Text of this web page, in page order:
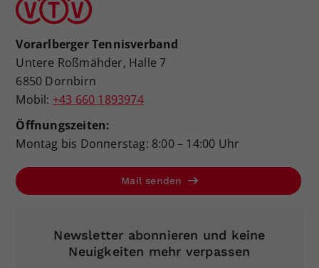
Vorarlberger Tennisverband
Untere Roßmähder, Halle 7
6850 Dornbirn
Mobil: +43 660 1893974
Öffnungszeiten:
Montag bis Donnerstag: 8:00 – 14:00 Uhr
Mail senden
Newsletter abonnieren und keine
Neuigkeiten mehr verpassen